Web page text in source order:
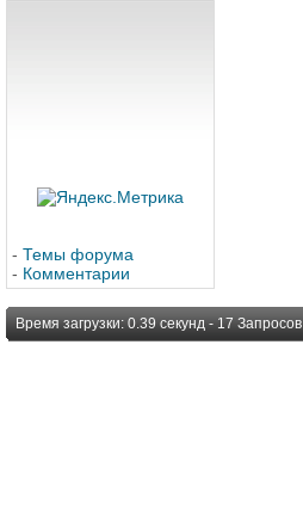
- Темы форума
- Комментарии
Время загрузки: 0.39 секунд - 17 Запросов